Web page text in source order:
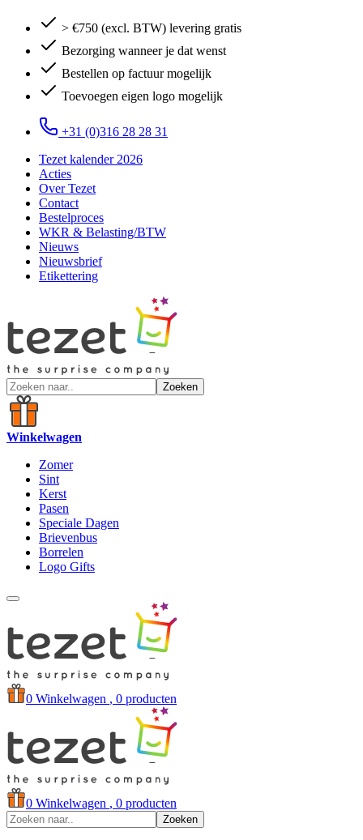
> €750 (excl. BTW) levering gratis
Bezorging wanneer je dat wenst
Bestellen op factuur mogelijk
Toevoegen eigen logo mogelijk
+31 (0)316 28 28 31
Tezet kalender 2026
Acties
Over Tezet
Contact
Bestelproces
WKR & Belasting/BTW
Nieuws
Nieuwsbrief
Etikettering
Zoeken
Winkelwagen
Zomer
Sint
Kerst
Pasen
Speciale Dagen
Brievenbus
Borrelen
Logo Gifts
0 Winkelwagen , 0 producten
0 Winkelwagen , 0 producten
Zoeken